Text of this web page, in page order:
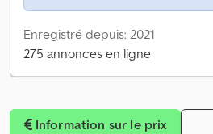
Enregistré depuis: 2021
275 annonces en ligne
Information sur le prix